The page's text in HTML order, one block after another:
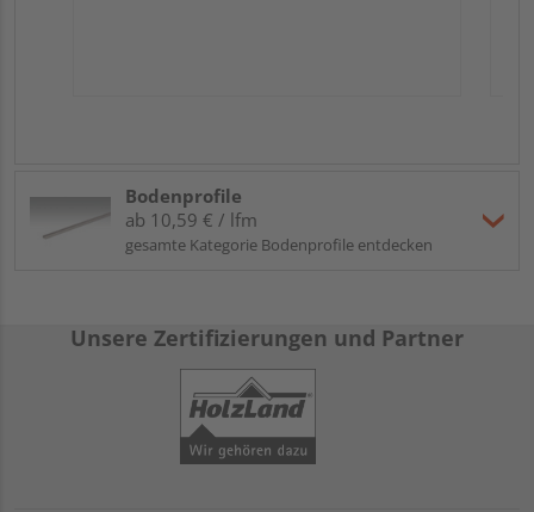
Bodenprofile
ab 10,59 € / lfm
gesamte Kategorie Bodenprofile entdecken
Unsere Zertifizierungen und Partner